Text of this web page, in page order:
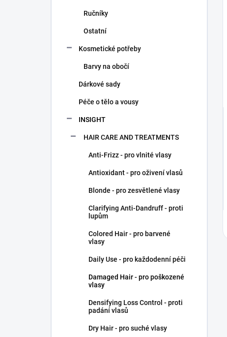
Ručníky
Ostatní
Kosmetické potřeby
Barvy na obočí
Dárkové sady
Péče o tělo a vousy
INSIGHT
HAIR CARE AND TREATMENTS
Anti-Frizz - pro vlnité vlasy
Antioxidant - pro oživení vlasů
Blonde - pro zesvětlené vlasy
Clarifying Anti-Dandruff - proti
lupům
Colored Hair - pro barvené
vlasy
Daily Use - pro každodenní péči
Damaged Hair - pro poškozené
vlasy
Densifying Loss Control - proti
padání vlasů
Dry Hair - pro suché vlasy